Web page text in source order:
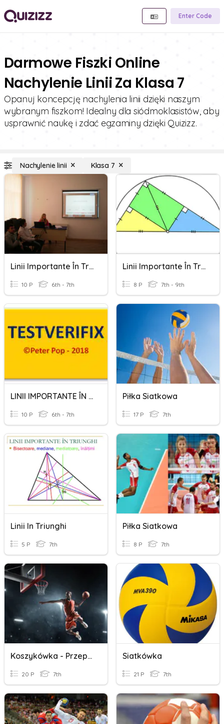
Enter Code
Darmowe Fiszki Online
Nachylenie Linii Za Klasa 7
Opanuj koncepcję nachylenia linii dzięki naszym
wybranym fiszkom! Idealny dla siódmoklasistów, aby
usprawnić naukę i zdać egzaminy dzięki Quizizz.
Nachylenie linii Klasa 7
Linii Importante În Triunghi
10 P 6th - 7th
Linii Importante În Triunghi
8 P 7th - 9th
LINII IMPORTANTE ÎN TRIUNGHI - 1 - 2018
10 P 6th - 7th
Piłka Siatkowa
17 P 7th
Linii In Triunghi
5 P 7th
Piłka Siatkowa
8 P 7th
Koszykówka - Przepisy Gry
20 P 7th
Siatkówka
21 P 7th